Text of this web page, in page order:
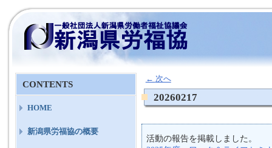
← 次へ
20260217
活動の報告を掲載しました。
CONTENTS
HOME
新潟県労福協の概要